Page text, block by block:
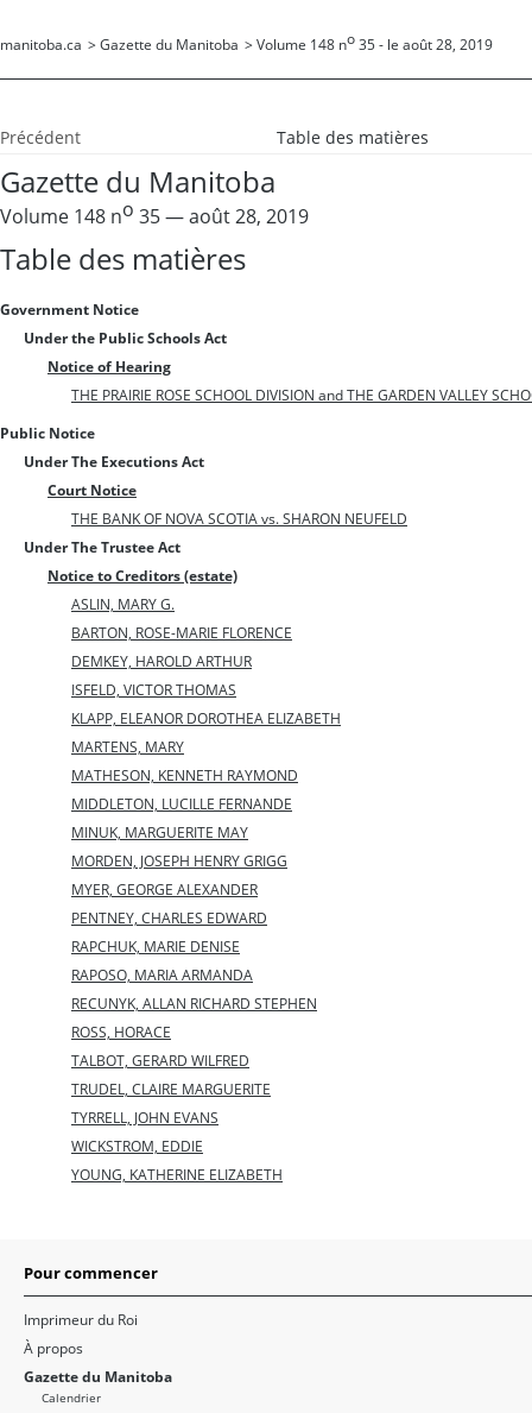
manitoba.ca > Gazette du Manitoba > Volume 148 no 35 - le août 28, 2019
Précédent Table des matières
Gazette du Manitoba
Volume 148 no 35 — août 28, 2019
Table des matières
Government Notice
Under the Public Schools Act
Notice of Hearing
THE PRAIRIE ROSE SCHOOL DIVISION and THE GARDEN VALLEY
Public Notice
Under The Executions Act
Court Notice
THE BANK OF NOVA SCOTIA vs. SHARON NEUFELD
Under The Trustee Act
Notice to Creditors (estate)
ASLIN, MARY G.
BARTON, ROSE-MARIE FLORENCE
DEMKEY, HAROLD ARTHUR
ISFELD, VICTOR THOMAS
KLAPP, ELEANOR DOROTHEA ELIZABETH
MARTENS, MARY
MATHESON, KENNETH RAYMOND
MIDDLETON, LUCILLE FERNANDE
MINUK, MARGUERITE MAY
MORDEN, JOSEPH HENRY GRIGG
MYER, GEORGE ALEXANDER
PENTNEY, CHARLES EDWARD
RAPCHUK, MARIE DENISE
RAPOSO, MARIA ARMANDA
RECUNYK, ALLAN RICHARD STEPHEN
ROSS, HORACE
TALBOT, GERARD WILFRED
TRUDEL, CLAIRE MARGUERITE
TYRRELL, JOHN EVANS
WICKSTROM, EDDIE
YOUNG, KATHERINE ELIZABETH
Pour commencer
Imprimeur du Roi
À propos
Gazette du Manitoba
Calendrier